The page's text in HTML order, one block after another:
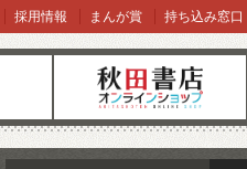
オンラインショップ
採用情報 まんが賞 持ち込み窓口